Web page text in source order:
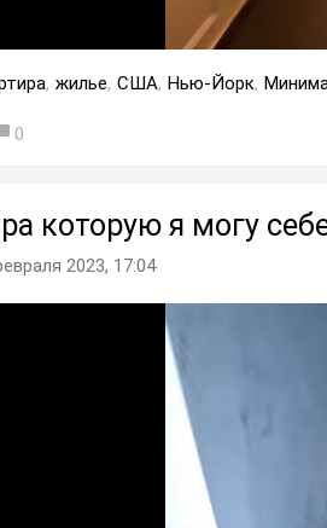
, жилье, США, Нью-Йорк,
0
которую я могу
2023, 17:04